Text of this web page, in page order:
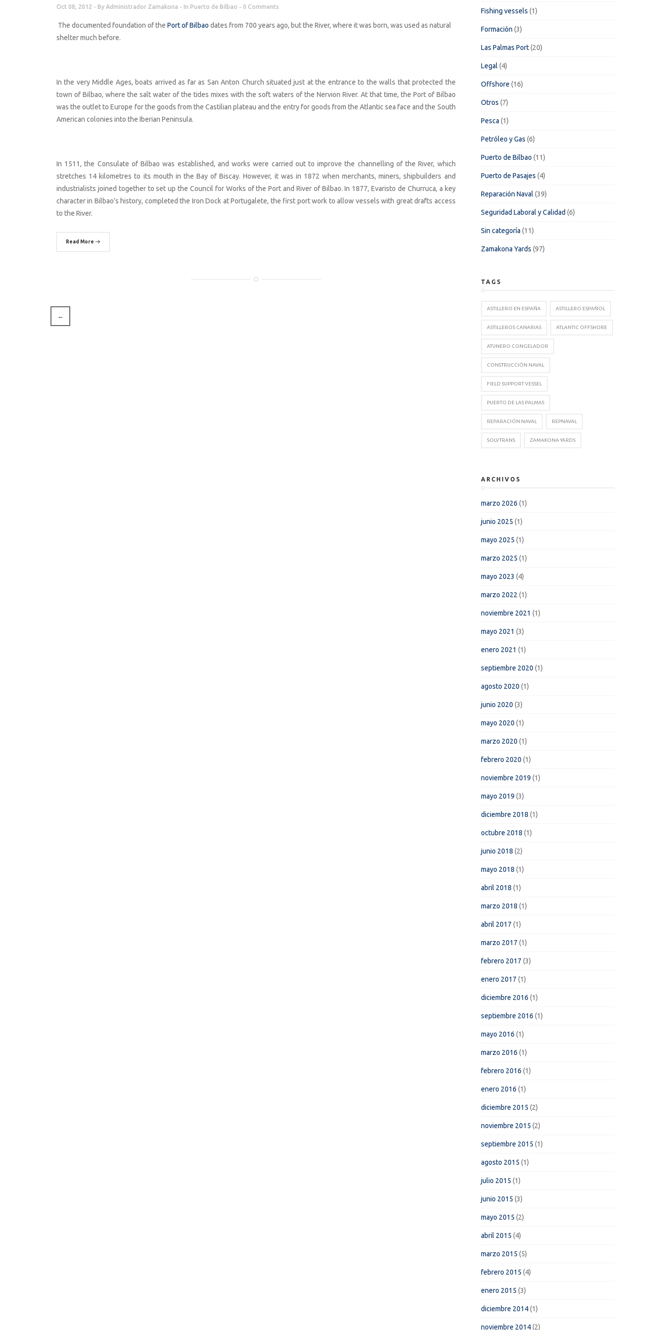
Oct 08, 2012 By Administrador Zamakona In Puerto de Bilbao 0 Comments
The documented foundation of the Port of Bilbao dates from 700 years ago, but the River, where it was born, was used as natural
shelter much before.
In the very Middle Ages, boats arrived as far as San Anton Church situated just at the entrance to the walls that protected the
town of Bilbao, where the salt water of the tides mixes with the soft waters of the Nervion River. At that time, the Port of Bilbao
was the outlet to Europe for the goods from the Castilian plateau and the entry for goods from the Atlantic sea face and the South
American colonies into the Iberian Peninsula.
In 1511, the Consulate of Bilbao was established, and works were carried out to improve the channelling of the River, which
stretches 14 kilometres to its mouth in the Bay of Biscay. However, it was in 1872 when merchants, miners, shipbuilders and
industrialists joined together to set up the Council for Works of the Port and River of Bilbao. In 1877, Evaristo de Churruca, a key
character in Bilbao’s history, completed the Iron Dock at Portugalete, the first port work to allow vessels with great drafts access
to the River.
Read More
←
Fishing vessels (1)
Formación (3)
Las Palmas Port(20)
Legal (4)
Offshore (16)
Otros (7)
Pesca (1)
Petróleo y Gas (6)
Puerto de Bilbao (11)
Puerto de Pasajes (4)
Reparación Naval (39)
Seguridad Laboral y Calidad (6)
Sin categoría (11)
Zamakona Yards (97)
TAGS
ASTILLERO EN ESPAÑA ASTILLERO ESPAÑOL
ASTILLEROS CANARIAS ATLANTIC OFFSHORE
ATUNERO CONGELADOR
CONSTRUCCIÓN NAVAL
FIELD SUPPORT VESSEL
PUERTO DE LAS PALMAS
REPARACIÓN NAVAL REPNAVAL
SOLVTRANS ZAMAKONA YARDS
ARCHIVOS
marzo 2026 (1)
junio 2025 (1)
mayo 2025 (1)
marzo 2025 (1)
mayo 2023 (4)
marzo 2022 (1)
noviembre 2021 (1)
mayo 2021 (3)
enero 2021 (1)
septiembre 2020 (1)
agosto 2020 (1)
junio 2020 (3)
mayo 2020 (1)
marzo 2020 (1)
febrero 2020 (1)
noviembre 2019 (1)
mayo 2019 (3)
diciembre 2018 (1)
octubre 2018 (1)
junio 2018 (2)
mayo 2018 (1)
abril 2018 (1)
marzo 2018 (1)
abril 2017 (1)
marzo 2017 (1)
febrero 2017 (3)
enero 2017 (1)
diciembre 2016 (1)
septiembre 2016 (1)
mayo 2016 (1)
marzo 2016 (1)
febrero 2016 (1)
enero 2016 (1)
diciembre 2015 (2)
noviembre 2015 (2)
septiembre 2015 (1)
agosto 2015 (1)
julio 2015 (1)
junio 2015 (3)
mayo 2015 (2)
abril 2015 (4)
marzo 2015 (5)
febrero 2015 (4)
enero 2015 (3)
diciembre 2014(1)
noviembre 2014(2)